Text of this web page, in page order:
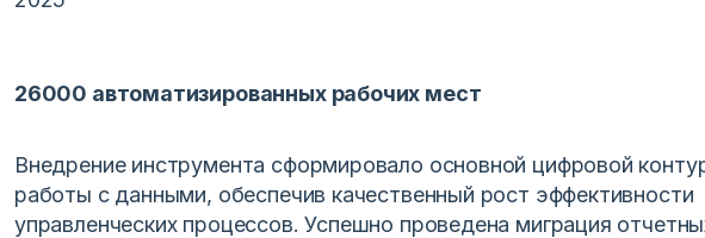
26000 автоматизированных рабочих мест
Внедрение инструмента сформировало основной цифровой
работы с данными, обеспечив качественный рост эффективности
управленческих процессов. Успешно проведена миграция